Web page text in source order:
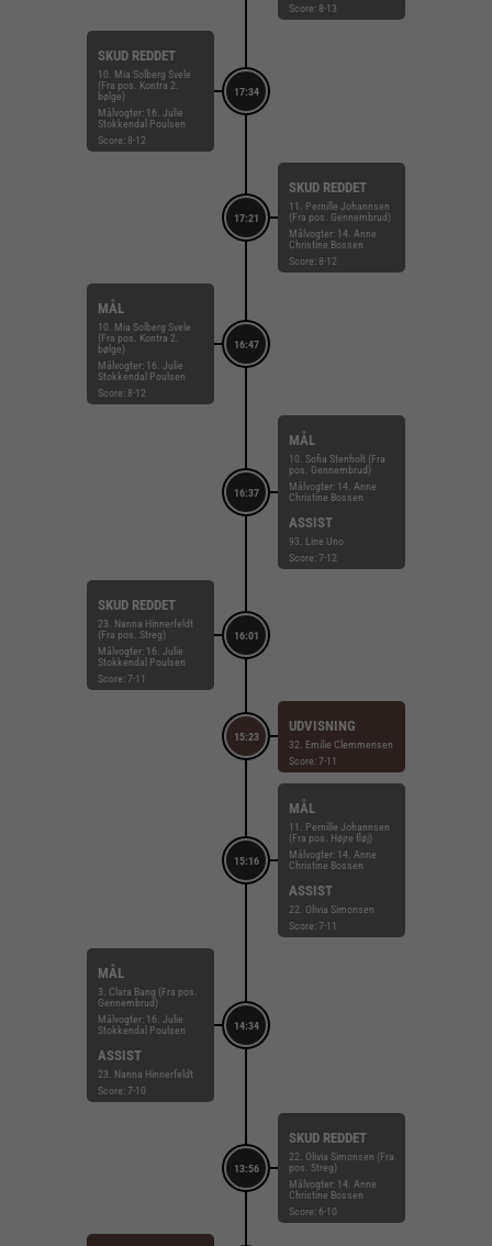
Score: 8-13
17:34
SKUD REDDET
10. Mia Solberg Svele
(Fra pos. Kontra 2.
bølge)
Målvogter: 16. Julie
Stokkendal Poulsen
Score: 8-12
17:21
SKUD REDDET
11. Pernille Johannsen
(Fra pos. Gennembrud)
Målvogter: 14. Anne
Christine Bossen
Score: 8-12
16:47
MÅL
10. Mia Solberg Svele
(Fra pos. Kontra 2.
bølge)
Målvogter: 16. Julie
Stokkendal Poulsen
Score: 8-12
16:37
MÅL
10. Sofia Stenholt (Fra
pos. Gennembrud)
Målvogter: 14. Anne
Christine Bossen
ASSIST
93. Line Uno
Score: 7-12
16:01
SKUD REDDET
23. Nanna Hinnerfeldt
(Fra pos. Streg)
Målvogter: 16. Julie
Stokkendal Poulsen
Score: 7-11
15:23
UDVISNING
32. Emilie Clemmensen
Score: 7-11
15:16
MÅL
11. Pernille Johannsen
(Fra pos. Højre fløj)
Målvogter: 14. Anne
Christine Bossen
ASSIST
22. Olivia Simonsen
Score: 7-11
14:34
MÅL
3. Clara Bang (Fra pos.
Gennembrud)
Målvogter: 16. Julie
Stokkendal Poulsen
ASSIST
23. Nanna Hinnerfeldt
Score: 7-10
13:56
SKUD REDDET
22. Olivia Simonsen (Fra
pos. Streg)
Målvogter: 14. Anne
Christine Bossen
Score: 6-10